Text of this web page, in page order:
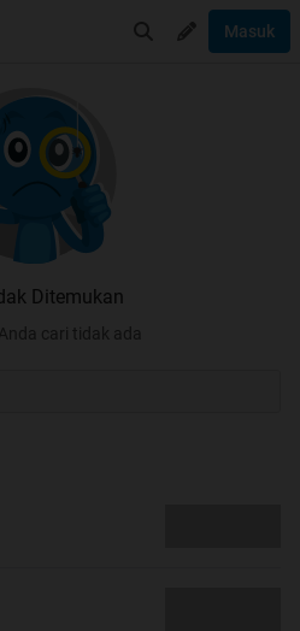
Masuk
Ditemukan
cari tidak ada